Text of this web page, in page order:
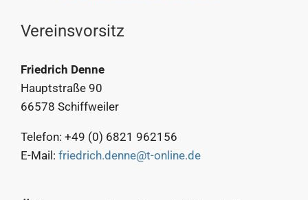
Vereinsvorsitz
Friedrich Denne
Hauptstraße 90
66578 Schiffweiler
Telefon: +49 (0) 6821 962156
E-Mail: friedrich.denne@t-online.de